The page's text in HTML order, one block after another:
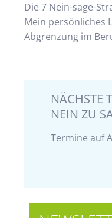
Die 7 Nein-sage-
Mein persönliches
Abgrenzung im
NÄCHSTE
NEIN ZU
Termine auf